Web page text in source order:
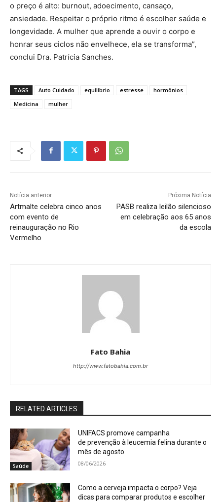
o preço é alto: burnout, adoecimento, cansaço,
ansiedade. Respeitar o próprio ritmo é escolher saúde e
longevidade. A mulher que aprende a ouvir o corpo e
honrar seus ciclos não envelhece, ela se transforma”,
conclui Dra. Patrícia Sanches.
TAGS Auto Cuidado equilibrio estresse
hormônios
Medicina
mulher
Notícia anterior
Artmalte celebra cinco anos
com evento de
reinauguração no Rio
Vermelho
Próxima Notícia
PASB realiza leilão silencioso
em celebração aos 65 anos
da escola
Fato Bahia
http://www.fatobahia.com.br
RELATED ARTICLES
Saúde
UNIFACS promove campanha
de prevenção à leucemia felina durante o
mês de agosto
08/06/2026
Como a cerveja impacta o corpo? Veja
dicas para comparar produtos e escolher